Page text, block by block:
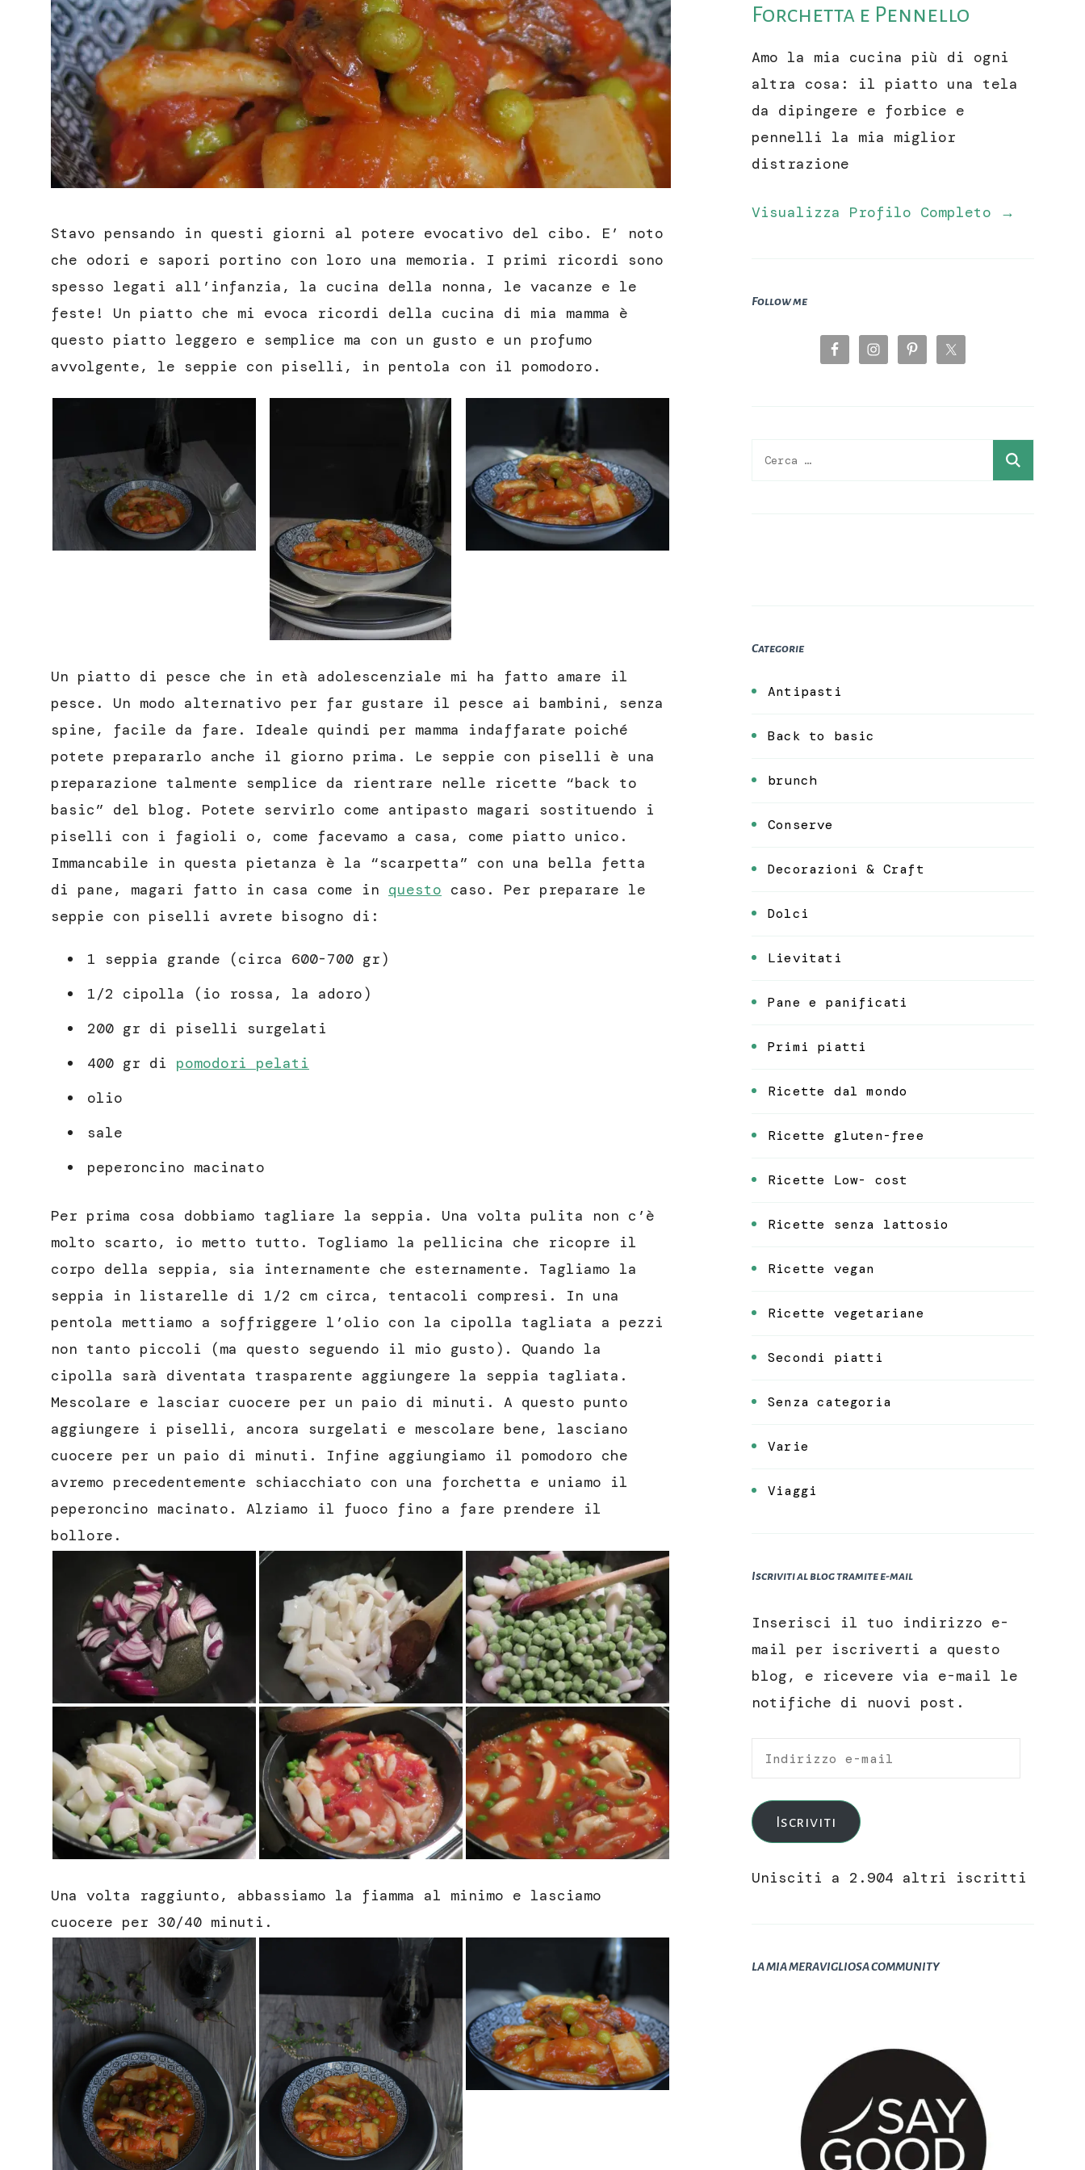
Stavo pensando in questi giorni al potere evocativo del cibo. E’ noto
che odori e sapori portino con loro una memoria. I primi ricordi sono
spesso legati all’infanzia, la cucina della nonna, le vacanze e le
feste! Un piatto che mi evoca ricordi della cucina di mia mamma è
questo piatto leggero e semplice ma con un gusto e un profumo
avvolgente, le seppie con piselli, in pentola con il pomodoro.
Un piatto di pesce che in età adolescenziale mi ha fatto amare il
pesce. Un modo alternativo per far gustare il pesce ai bambini, senza
spine, facile da fare. Ideale quindi per mamma indaffarate poiché
potete prepararlo anche il giorno prima. Le seppie con piselli è una
preparazione talmente semplice da rientrare nelle ricette “back to
basic” del blog. Potete servirlo come antipasto magari sostituendo i
piselli con i fagioli o, come facevamo a casa, come piatto unico.
Immancabile in questa pietanza è la “scarpetta” con una bella fetta
di pane, magari fatto in casa come in questo caso. Per preparare le
seppie con piselli avrete bisogno di:
1 seppia grande (circa 600-700 gr)
1/2 cipolla (io rossa, la adoro)
200 gr di piselli surgelati
400 gr di pomodori pelati
olio
sale
peperoncino macinato
Per prima cosa dobbiamo tagliare la seppia. Una volta pulita non c’è
molto scarto, io metto tutto. Togliamo la pellicina che ricopre il
corpo della seppia, sia internamente che esternamente. Tagliamo la
seppia in listarelle di 1/2 cm circa, tentacoli compresi. In una
pentola mettiamo a soffriggere l’olio con la cipolla tagliata a pezzi
non tanto piccoli (ma questo seguendo il mio gusto). Quando la
cipolla sarà diventata trasparente aggiungere la seppia tagliata.
Mescolare e lasciar cuocere per un paio di minuti. A questo punto
aggiungere i piselli, ancora surgelati e mescolare bene, lasciano
cuocere per un paio di minuti. Infine aggiungiamo il pomodoro che
avremo precedentemente schiacchiato con una forchetta e uniamo il
peperoncino macinato. Alziamo il fuoco fino a fare prendere il
bollore.
Una volta raggiunto, abbassiamo la fiamma al minimo e lasciamo
cuocere per 30/40 minuti.
Forchetta e Pennello
Amo la mia cucina più di ogni
altra cosa: il piatto una tela
da dipingere e forbice e
pennelli la mia miglior
distrazione
Visualizza Profilo Completo →
Follow me
Ricerca
Categorie
Antipasti
Back to basic
brunch
Conserve
Decorazioni & Craft
Dolci
Lievitati
Pane e panificati
Primi piatti
Ricette dal mondo
Ricette gluten-free
Ricette Low- cost
Ricette senza lattosio
Ricette vegan
Ricette vegetariane
Secondi piatti
Senza categoria
Varie
Viaggi
Iscriviti al blog tramite e-mail
Inserisci il tuo indirizzo e-
mail per iscriverti a questo
blog, e ricevere via e-mail le
notifiche di nuovi post.
Indirizzo
mail
Iscriviti
Unisciti a 2.904 altri iscritti
LA MIA MERAVIGLIOSA COMMUNITY